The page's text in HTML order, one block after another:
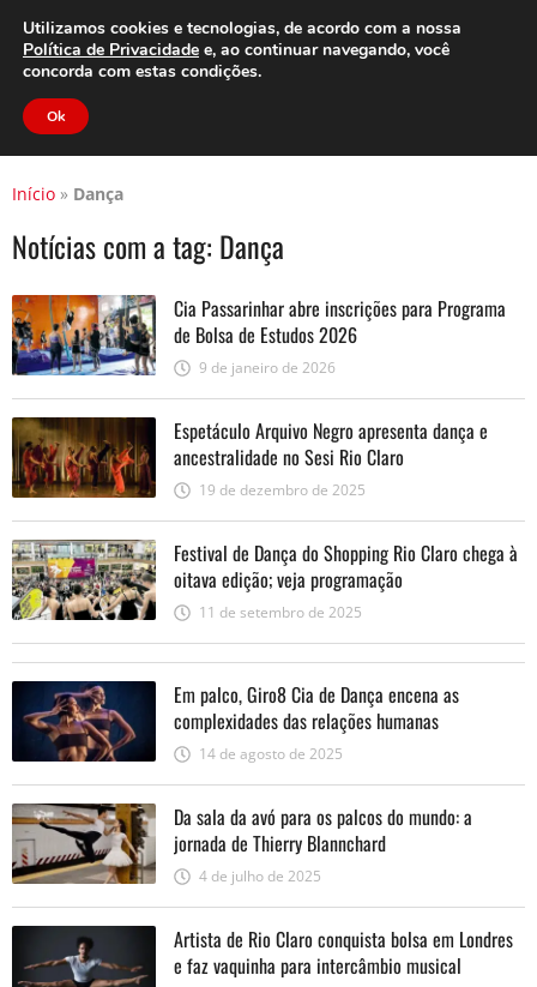
Clube do Assinante Área do Assinante
Início » Dança
Notícias com a tag: Dança
Cia Passarinhar abre inscrições para Programa
de Bolsa de Estudos 2026
9 de janeiro de 2026
Espetáculo Arquivo Negro apresenta dança e
ancestralidade no Sesi Rio Claro
19 de dezembro de 2025
Festival de Dança do Shopping Rio Claro chega à
oitava edição; veja programação
11 de setembro de 2025
Em palco, Giro8 Cia de Dança encena as
complexidades das relações humanas
14 de agosto de 2025
Da sala da avó para os palcos do mundo: a
jornada de Thierry Blannchard
4 de julho de 2025
Artista de Rio Claro conquista bolsa em Londres
e faz vaquinha para intercâmbio musical
Utilizamos cookies e tecnologias, de acordo com a nossa
Política de Privacidade e, ao continuar navegando, você
concorda com estas condições.
Ok